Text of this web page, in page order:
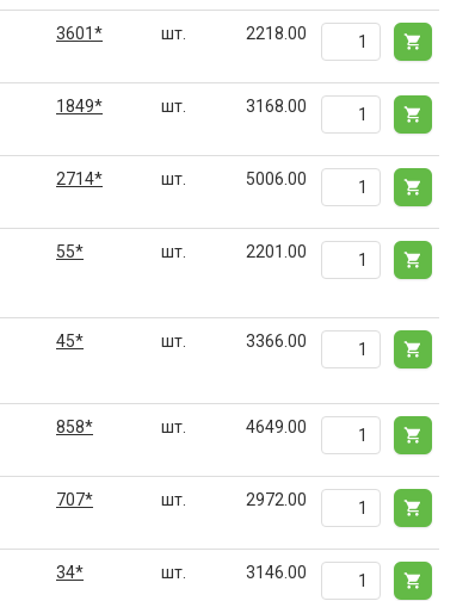
3601* шт. 2218.00
1849* шт. 3168.00
2714* шт. 5006.00
55* шт. 2201.00
45* шт. 3366.00
858* шт. 4649.00
707* шт. 2972.00
34* шт. 3146.00